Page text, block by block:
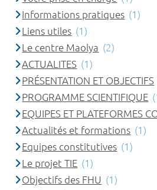
Informations pratiques (1)
Liens utiles (1)
Le centre Maolya (2)
ACTUALITES (1)
PRÉSENTATION ET OBJECTIFS
PROGRAMME SCIENTIFIQUE
EQUIPES ET PLATEFORMES
Actualités et formations (1)
Equipes constitutives (1)
Le projet TIE (1)
Objectifs des FHU (1)